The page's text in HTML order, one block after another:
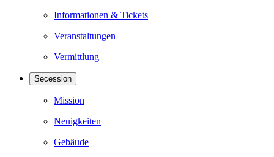
Informationen & Tickets
Veranstaltungen
Vermittlung
Secession
Mission
Neuigkeiten
Gebäude